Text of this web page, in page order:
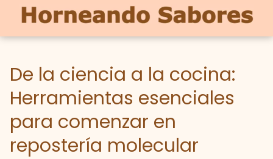
De la ciencia a la cocina:
Herramientas esenciales
para comenzar en
repostería molecular